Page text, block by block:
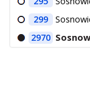
299
2970